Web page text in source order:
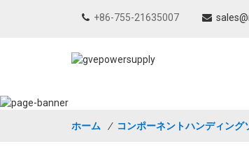
+86-755-21635007
ホーム / コンポーネントハンディング